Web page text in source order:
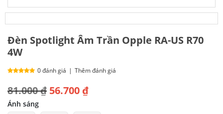
Đèn Spotlight Âm Trần Opple RA-US R70
4W
0 đánh giá | Thêm đánh giá
81.000₫
Giá
gốc
56.700 ₫
Giá
hiện
Ánh sáng